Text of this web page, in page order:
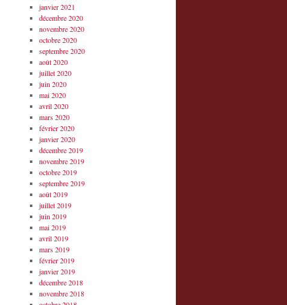
janvier 2021
décembre 2020
novembre 2020
octobre 2020
septembre 2020
août 2020
juillet 2020
juin 2020
mai 2020
avril 2020
mars 2020
février 2020
janvier 2020
décembre 2019
novembre 2019
octobre 2019
septembre 2019
août 2019
juillet 2019
juin 2019
mai 2019
avril 2019
mars 2019
février 2019
janvier 2019
décembre 2018
novembre 2018